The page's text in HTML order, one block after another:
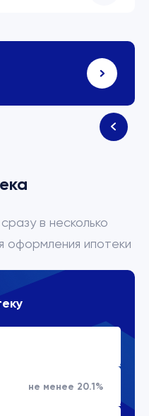
в несколько
оформления ипотеки
не менее 20.1%